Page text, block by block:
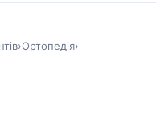
›Ортопедія›